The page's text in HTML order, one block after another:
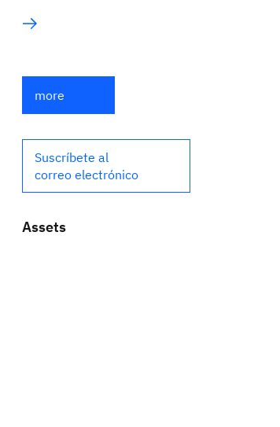
more
Suscríbete al
correo electrónico
Assets